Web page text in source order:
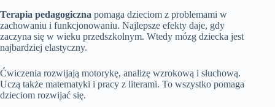
Terapia pedagogiczna pomaga dzieciom z problemami w
zachowaniu i funkcjonowaniu. Najlepsze efekty daje, gdy
zaczyna się w wieku przedszkolnym. Wtedy mózg dziecka jest
najbardziej elastyczny.
Ćwiczenia rozwijają motorykę, analizę wzrokową i słuchową.
Uczą także matematyki i pracy z literami. To wszystko pomaga
dzieciom rozwijać się.